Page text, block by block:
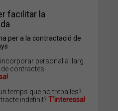
facilitar la
per a la contractació de
personal a llarg
contractes
temps que no treballes?
indefinit? T’interessa!